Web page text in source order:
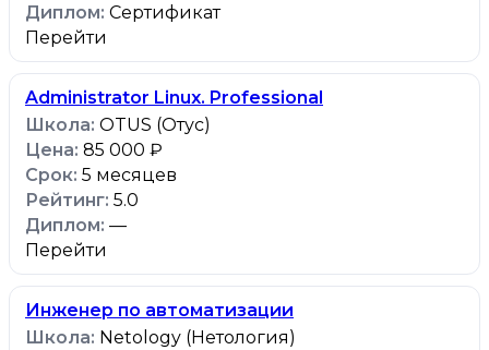
Сертификат
Перейти
Administrator Linux. Professional
OTUS (Отус)
85 000 ₽
5 месяцев
5.0
—
Перейти
Инженер по автоматизации
Netology (Нетология)